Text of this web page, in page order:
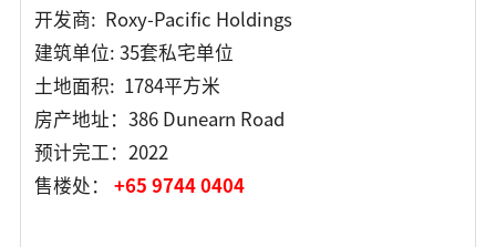
开发商: Roxy-Pacific Holdings
建筑单位: 35套私宅单位
土地面积: 1784平方米
房产地址：386 Dunearn Road
预计完工：2022
售楼处：
+65 9744 0404